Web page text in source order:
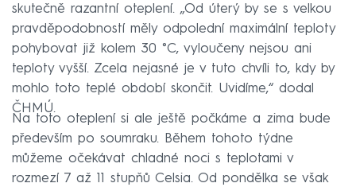
skutečně razantní oteplení. „Od úterý by se s velkou
pravděpodobností měly odpolední maximální teploty
pohybovat již kolem 30 °C, vyloučeny nejsou ani
teploty vyšší. Zcela nejasné je v tuto chvíli to, kdy by
mohlo toto teplé období skončit. Uvidíme,“ dodal
ČHMÚ.
Na toto oteplení si ale ještě počkáme a zima bude
především po soumraku. Během tohoto týdne
můžeme očekávat chladné noci s teplotami v
rozmezí 7 až 11 stupňů Celsia. Od pondělka se však